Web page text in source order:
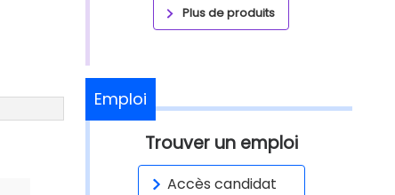
Plus de produits
Emploi
Trouver un emploi
Accès candidat